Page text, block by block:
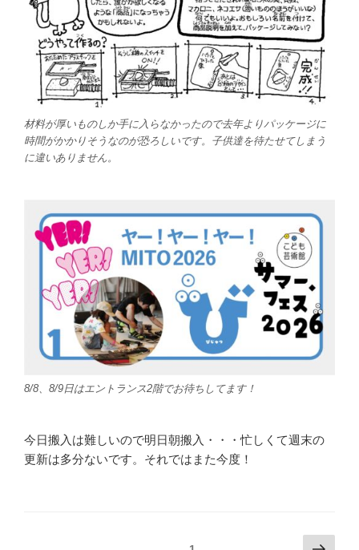
材料が厚いものしか手に入らなかったので去年よりパッケージに
時間がかかりそうなのが恐ろしいです。子供達を待たせてしまう
に違いありません。
8/8、8/9日はエントランス2階でお待ちしてます！
今日搬入は難しいので明日朝搬入・・・忙しくて週末の
更新は多分ないです。それではまた今度！